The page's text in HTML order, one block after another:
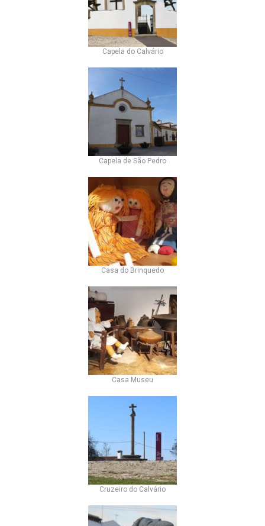
Capela do Calvário
Capela de São Pedro
Casa do Brinquedo
Casa Museu
Cruzeiro do Calvário